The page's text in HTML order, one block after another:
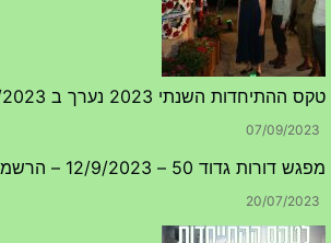
טקס ההתיחדות השנתי 2023 נערך ב 5/9/2023 באנדרטה
07/09/2023
מפגש דורות גדוד 50 – 12/9/2023 – הרשמה
20/07/2023